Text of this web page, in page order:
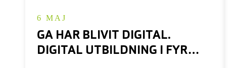
GA HAR BLIVIT DIGITAL.
DIGITAL UTBILDNING I FYRA
6 MAJ